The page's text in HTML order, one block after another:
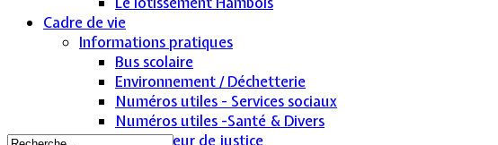
Cadre de vie
Informations pratiques
Bus scolaire
Environnement / Déchetterie
Numéros utiles - Services sociaux
Numéros utiles -Santé & Divers
Conciliateur de justice